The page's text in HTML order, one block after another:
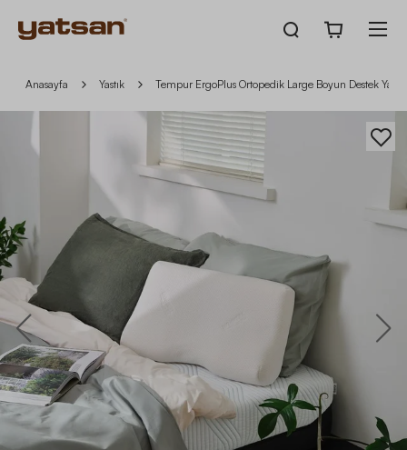
Anasayfa Yastık Tempur ErgoPlus Ortopedik Large Boyun Destek